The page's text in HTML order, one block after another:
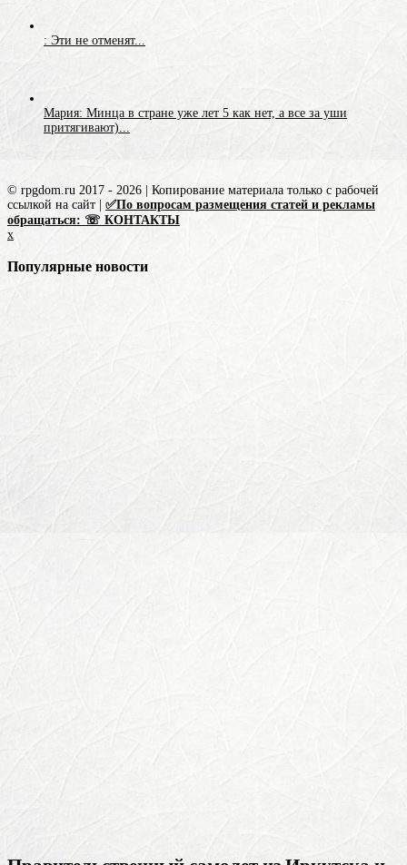
: Эти не отменят...
Мария: Минца в стране уже лет 5 как нет, а все за уши
притягивают)...
© rpgdom.ru 2017 - 2026 | Копирование материала только с рабочей
ссылкой на сайт | ✅По вопросам размещения статей и рекламы
обращаться: ☏ КОНТАКТЫ
x
Популярные новости